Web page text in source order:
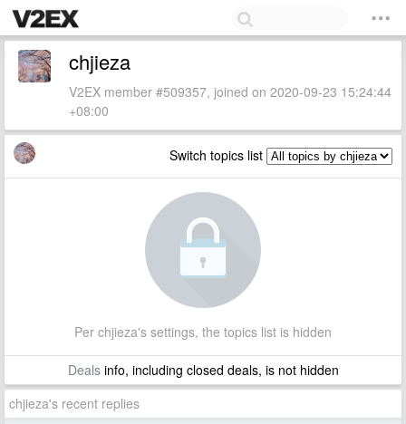
chjieza
V2EX member #509357, joined on 2020-09-23 15:24:44
+08:00
Switch topics list
Per chjieza's settings, the topics list is hidden
Dealsinfo, including closed deals, is not hidden
chjieza's recent replies